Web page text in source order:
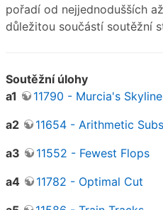
pořadí od nejjednodušších
důležitou součástí soutěžní
Soutěžní úlohy
a1
11790 - Murcia's Skyline
a2
11654 - Arithmetic
a3
11552 - Fewest Flops
a4
11782 - Optimal Cut